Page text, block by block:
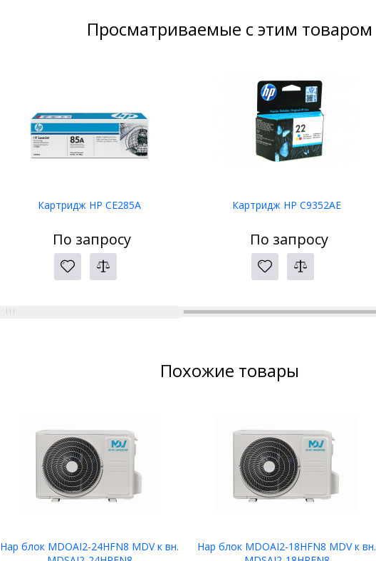
Просматриваемые с этим товаром
Картридж HP CE285A
По запросу
Картридж HP C9352AE
По запросу
Похожие товары
Нар блок MDOAI2-24HFN8 MDV к вн.
Нар блок MDOAI2-18HFN8 MDV к вн.